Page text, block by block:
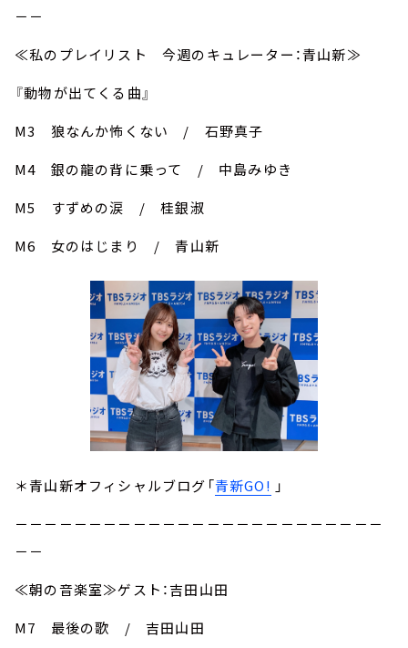
－－
≪私のプレイリスト 今週のキュレーター：青山新≫
『動物が出てくる曲』
M3 狼なんか怖くない / 石野真子
M4 銀の龍の背に乗って / 中島みゆき
M5 すずめの涙 / 桂銀淑
M6 女のはじまり / 青山新
＊青山新オフィシャルブログ「青新GO! 」
－－－－－－－－－－－－－－－－－－－－－－－－－
－－
≪朝の音楽室≫ゲスト：吉田山田
M7 最後の歌 / 吉田山田